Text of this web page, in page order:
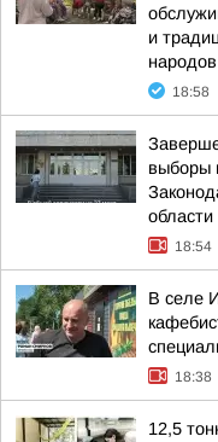
и
18:58
выборы
области
18:54
В селе
18:38
12,5